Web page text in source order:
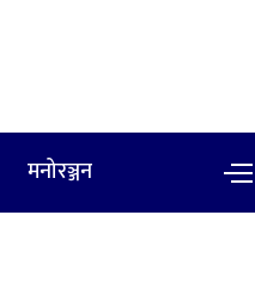
मनोरञ्जन